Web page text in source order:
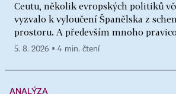
Ceutu, několik evropských politiků
vyzvalo k vyloučení Španělska z
prostoru. A především mnoho
5. 8. 2026 ▪ 4 min. čtení
ANALÝZA